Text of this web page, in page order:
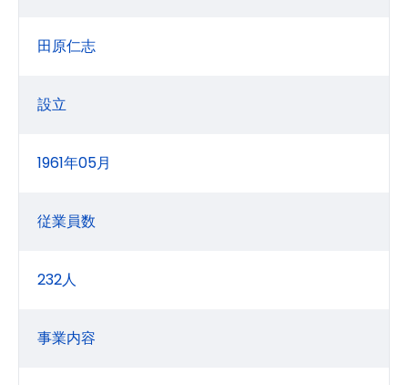
田原仁志
設立
1961年05月
従業員数
232人
事業内容